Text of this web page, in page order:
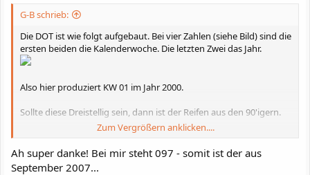
G-B schrieb:
Die DOT ist wie folgt aufgebaut. Bei vier Zahlen (siehe Bild) sind die
ersten beiden die Kalenderwoche. Die letzten Zwei das Jahr.
Also hier produziert KW 01 im Jahr 2000.
Sollte diese Dreistellig sein, dann ist der Reifen aus den 90'igern.
Gerhard
Zum Vergrößern anklicken....
Ah super danke! Bei mir steht 097 - somit ist der aus
September 2007...